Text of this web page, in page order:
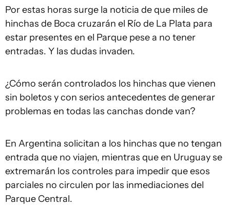
Por estas horas surge la noticia de que miles de
hinchas de Boca cruzarán el Río de La Plata para
estar presentes en el Parque pese a no tener
entradas. Y las dudas invaden.
¿Cómo serán controlados los hinchas que vienen
sin boletos y con serios antecedentes de generar
problemas en todas las canchas donde van?
En Argentina solicitan a los hinchas que no tengan
entrada que no viajen, mientras que en Uruguay se
extremarán los controles para impedir que esos
parciales no circulen por las inmediaciones del
Parque Central.